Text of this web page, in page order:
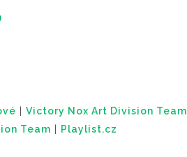
Victory Nox Art Division Team
Team Playlist.cz